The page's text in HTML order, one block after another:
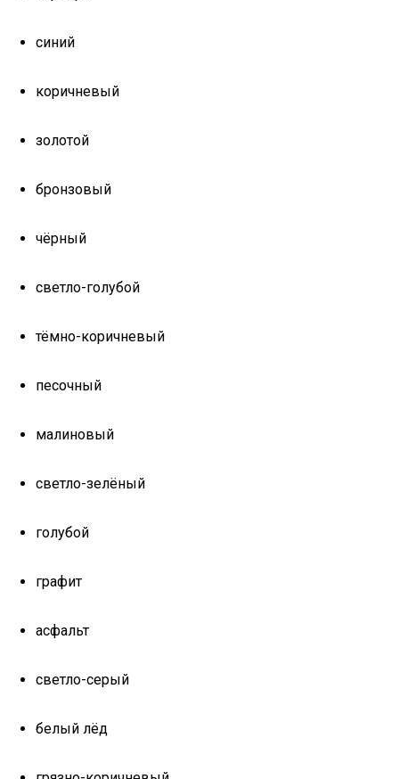
синий
коричневый
золотой
бронзовый
чёрный
светло-голубой
тёмно-коричневый
песочный
малиновый
светло-зелёный
голубой
графит
асфальт
светло-серый
белый лёд